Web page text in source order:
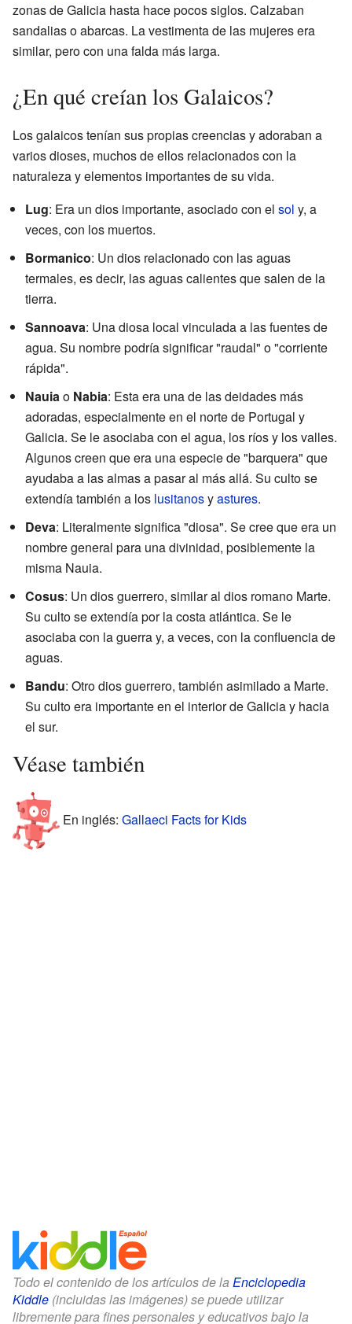
zonas de Galicia hasta hace pocos siglos. Calzaban
sandalias o abarcas. La vestimenta de las mujeres era
similar, pero con una falda más larga.
¿En qué creían los Galaicos?
Los galaicos tenían sus propias creencias y adoraban a
varios dioses, muchos de ellos relacionados con la
naturaleza y elementos importantes de su vida.
Lug: Era un dios importante, asociado con el sol y, a
veces, con los muertos.
Bormanico: Un dios relacionado con las aguas
termales, es decir, las aguas calientes que salen de la
tierra.
Sannoava: Una diosa local vinculada a las fuentes de
agua. Su nombre podría significar "raudal" o "corriente
rápida".
Nauiao Nabia: Esta era una de las deidades más
adoradas, especialmente en el norte de Portugal y
Galicia. Se le asociaba con el agua, los ríos y los valles.
Algunos creen que era una especie de "barquera" que
ayudaba a las almas a pasar al más allá. Su culto se
extendía también a los lusitanosyastures.
Deva: Literalmente significa "diosa". Se cree que era un
nombre general para una divinidad, posiblemente la
misma Nauia.
Cosus: Un dios guerrero, similar al dios romano Marte.
Su culto se extendía por la costa atlántica. Se le
asociaba con la guerra y, a veces, con la confluencia de
aguas.
Bandu: Otro dios guerrero, también asimilado a Marte.
Su culto era importante en el interior de Galicia y hacia
el sur.
Véase también
En inglés: Gallaeci Facts for Kids
Todo el contenido de los artículos de la Enciclopedia
Kiddle (incluidas las imágenes) se puede utilizar
libremente para fines personales y educativos bajo la